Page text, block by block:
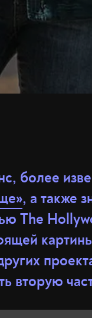
более
, а также
The
вторую